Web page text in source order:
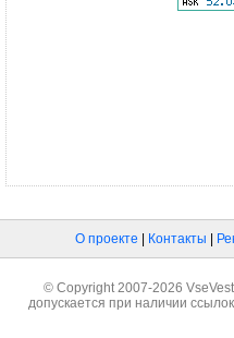
О проекте Контакты
© Copyright 2007-2026
допускается при наличии